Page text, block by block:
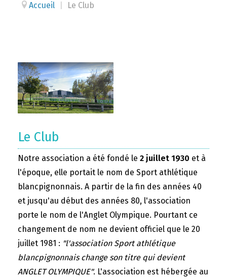
Accueil Le Club
Le Club
Notre association a été fondé le 2 juillet 1930 et à
l'époque, elle portait le nom de Sport athlétique
blancpignonnais. A partir de la fin des années 40
et jusqu'au début des années 80, l'association
porte le nom de l'Anglet Olympique. Pourtant ce
changement de nom ne devient officiel que le 20
juillet 1981 : "l'association Sport athlétique
blancpignonnais change son titre qui devient
ANGLET OLYMPIQUE". L'association est hébergée au